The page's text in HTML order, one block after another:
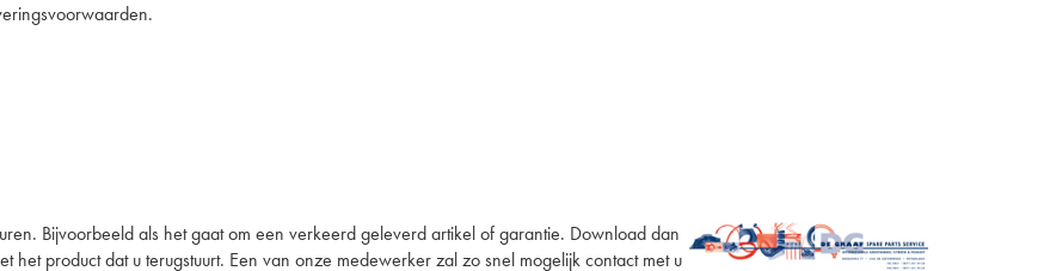
Bijvoorbeeld als het gaat om een verkeerd geleverd artikel of garantie. Download dan
het product dat u terugstuurt. Een van onze medewerker zal zo snel mogelijk contact met u